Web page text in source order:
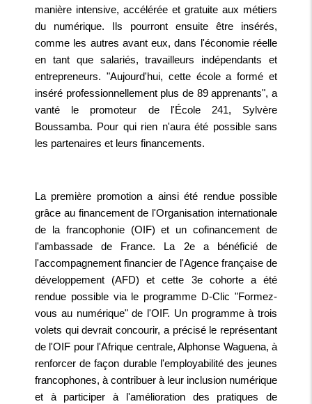
manière intensive, accélérée et gratuite aux métiers
du numérique. Ils pourront ensuite être insérés,
comme les autres avant eux, dans l'économie réelle
en tant que salariés, travailleurs indépendants et
entrepreneurs. "Aujourd'hui, cette école a formé et
inséré professionnellement plus de 89 apprenants", a
vanté le promoteur de l'École 241, Sylvère
Boussamba. Pour qui rien n'aura été possible sans
les partenaires et leurs financements.
La première promotion a ainsi été rendue possible
grâce au financement de l'Organisation internationale
de la francophonie (OIF) et un cofinancement de
l'ambassade de France. La 2e a bénéficié de
l'accompagnement financier de l'Agence française de
développement (AFD) et cette 3e cohorte a été
rendue possible via le programme D-Clic "Formez-
vous au numérique" de l'OIF. Un programme à trois
volets qui devrait concourir, a précisé le représentant
de l'OIF pour l'Afrique centrale, Alphonse Waguena, à
renforcer de façon durable l'employabilité des jeunes
francophones, à contribuer à leur inclusion numérique
et à participer à l'amélioration des pratiques de